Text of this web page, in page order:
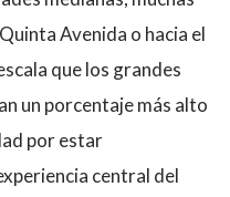
Avenida o hacia el
que los grandes
un porcentaje más alto
por estar
central del